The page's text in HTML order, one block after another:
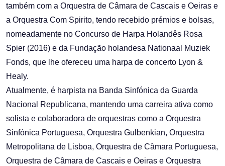
também com a Orquestra de Câmara de Cascais e Oeiras e
a Orquestra Com Spirito, tendo recebido prémios e bolsas,
nomeadamente no Concurso de Harpa Holandês Rosa
Spier (2016) e da Fundação holandesa Nationaal Muziek
Fonds, que lhe ofereceu uma harpa de concerto Lyon &
Healy.
Atualmente, é harpista na Banda Sinfónica da Guarda
Nacional Republicana, mantendo uma carreira ativa como
solista e colaboradora de orquestras como a Orquestra
Sinfónica Portuguesa, Orquestra Gulbenkian, Orquestra
Metropolitana de Lisboa, Orquestra de Câmara Portuguesa,
Orquestra de Câmara de Cascais e Oeiras e Orquestra